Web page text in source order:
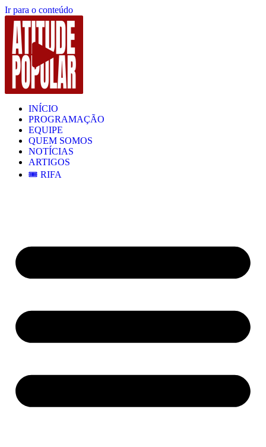
Ir para o conteúdo
INÍCIO
PROGRAMAÇÃO
EQUIPE
QUEM SOMOS
NOTÍCIAS
ARTIGOS
🎟️ RIFA